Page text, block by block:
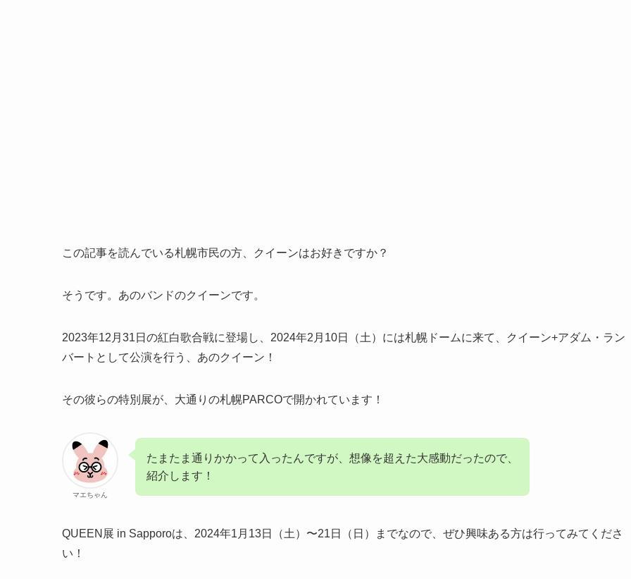
この記事を読んでいる札幌市民の方、クイーンはお好きですか？
そうです。あのバンドのクイーンです。
2023年12月31日の紅白歌合戦に登場し、2024年2月10日（土）には札幌ドームに来て、クイーン+アダム・ラン
バートとして公演を行う、あのクイーン！
その彼らの特別展が、大通りの札幌PARCOで開かれています！
マエちゃん
たまたま通りかかって入ったんですが、想像を超えた大感動だったので、
紹介します！
QUEEN展 in Sapporoは、2024年1月13日（土）〜21日（日）までなので、ぜひ興味ある方は行ってみてくださ
い！